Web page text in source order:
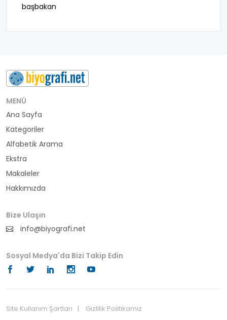
başbakan
belediye başkanı
buluş
bürokrat
büyükelçi
cumhurbaşkanı
din adamı
doktor
fotoğrafçı
futbol
MENÜ
Ana Sayfa
Kategoriler
Alfabetik Arama
Ekstra
Makaleler
Hakkımızda
Bize Ulaşın
info@biyografi.net
Sosyal Medya'da Bizi Takip Edin
Site Kullanım Şartları
Gizlilik Politikamız